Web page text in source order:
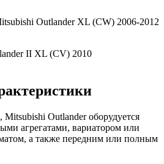
Outlander XL (CW) 2006-2012
II XL (CV) 2010
Outlander оборудуется
агрегатами, вариатором или
а также передним или полным